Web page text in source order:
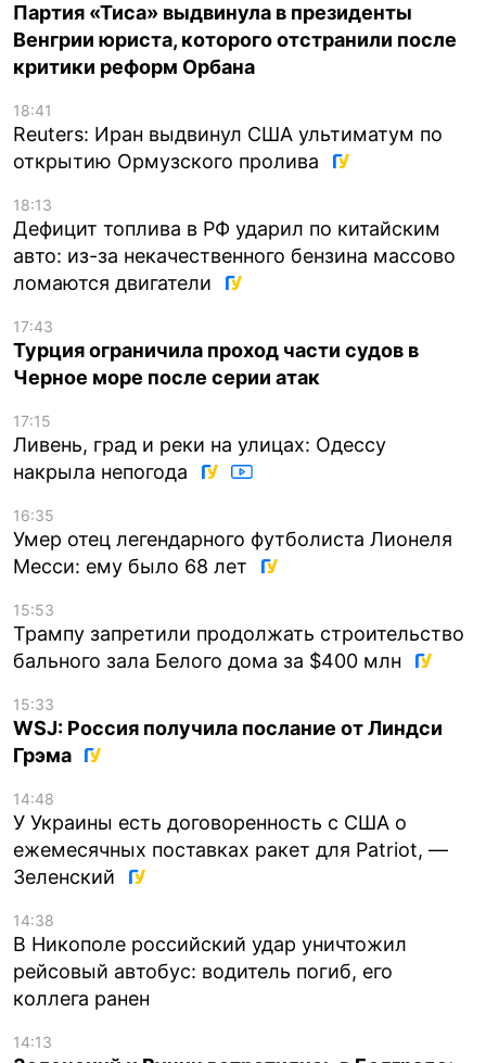
Партия «Тиса» выдвинула в президенты
Венгрии юриста, которого отстранили после
критики реформ Орбана
18:41
Reuters: Иран выдвинул США ультиматум по
открытию Ормузского пролива
18:13
Дефицит топлива в РФ ударил по китайским
авто: из-за некачественного бензина массово
ломаются двигатели
17:43
Турция ограничила проход части судов в
Черное море после серии атак
17:15
Ливень, град и реки на улицах: Одессу
накрыла непогода
16:35
Умер отец легендарного футболиста Лионеля
Месси: ему было 68 лет
15:53
Трампу запретили продолжать строительство
бального зала Белого дома за $400 млн
15:33
WSJ: Россия получила послание от Линдси
Грэма
14:48
У Украины есть договоренность с США о
ежемесячных поставках ракет для Patriot, —
Зеленский
14:38
В Никополе российский удар уничтожил
рейсовый автобус: водитель погиб, его
коллега ранен
14:13